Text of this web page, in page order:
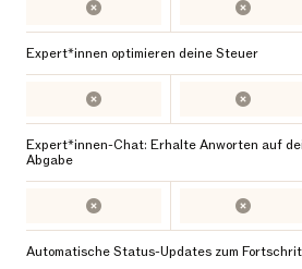
Expert*innen optimieren deine Steuer
Expert*innen-Chat: Erhalte Anworten auf
Abgabe
Automatische Status-Updates zum